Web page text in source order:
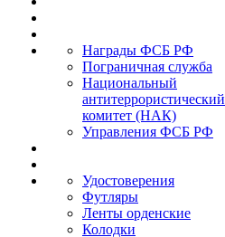
Награды ФСБ РФ
Пограничная служба
Национальный
антитеррористический
комитет (НАК)
Управления ФСБ РФ
Удостоверения
Футляры
Ленты орденские
Колодки